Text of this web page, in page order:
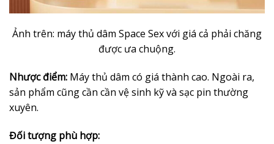
Ảnh trên: máy thủ dâm Space Sex với giá cả phải chăng
được ưa chuộng.
Nhược điểm: Máy thủ dâm có giá thành cao. Ngoài ra,
sản phẩm cũng cần cần vệ sinh kỹ và sạc pin thường
xuyên.
Đối tượng phù hợp: